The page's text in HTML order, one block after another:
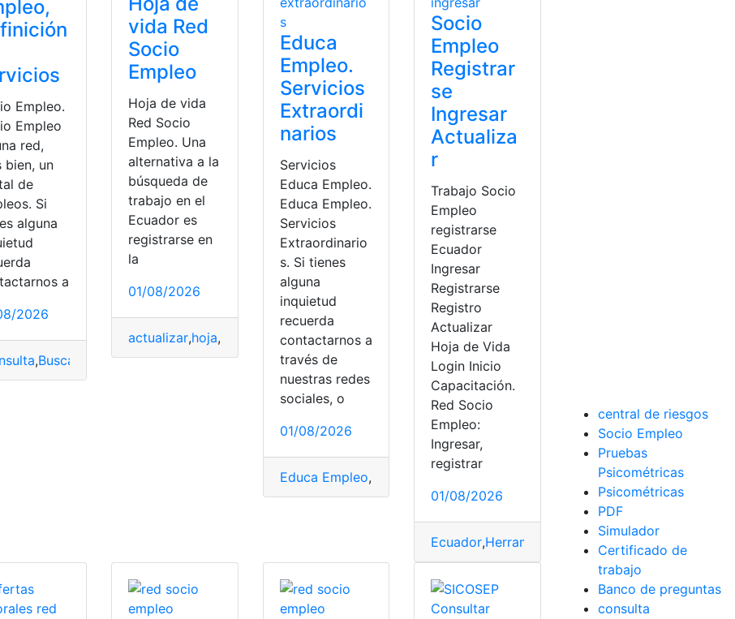
top3
Empleo.
Empleo
red,
bien, un
de
Si
alguna
a
2026
,Buscar trabajo,Registro,selección Socio Empleo
vida Red
Socio
Empleo
Hoja de vida
Red Socio
Empleo. Una
alternativa a la
búsqueda de
trabajo en el
Ecuador es
registrarse en
la
01/08/2026
actualizar,hoja, hoja de vida,ingresar,registrar Socio Empleo
Educa
Empleo.
Servicios
Extraordi
narios
Servicios
Educa Empleo.
Educa Empleo.
Servicios
Extraordinario
s. Si tienes
alguna
inquietud
recuerda
contactarnos a
través de
nuestras redes
sociales, o
01/08/2026
Educa Empleo, oferta de empleo,Sistema Online
Socio
Empleo
Registrar
se
Ingresar
Actualiza
r
Trabajo Socio
Empleo
registrarse
Ecuador
Ingresar
Registrarse
Registro
Actualizar
Hoja de Vida
Login Inicio
Capacitación.
Red Socio
Empleo:
Ingresar,
registrar
01/08/2026
Ecuador,Herramientas Ecuador,Sistema ,sistema
central de riesgos
Socio Empleo
Pruebas
Psicométricas
Psicométricas
PDF
Simulador
Certificado de
trabajo
Banco de preguntas
consulta